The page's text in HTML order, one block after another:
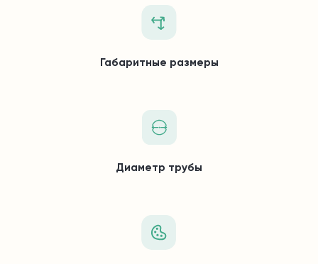
Габаритные размеры
Диаметр трубы